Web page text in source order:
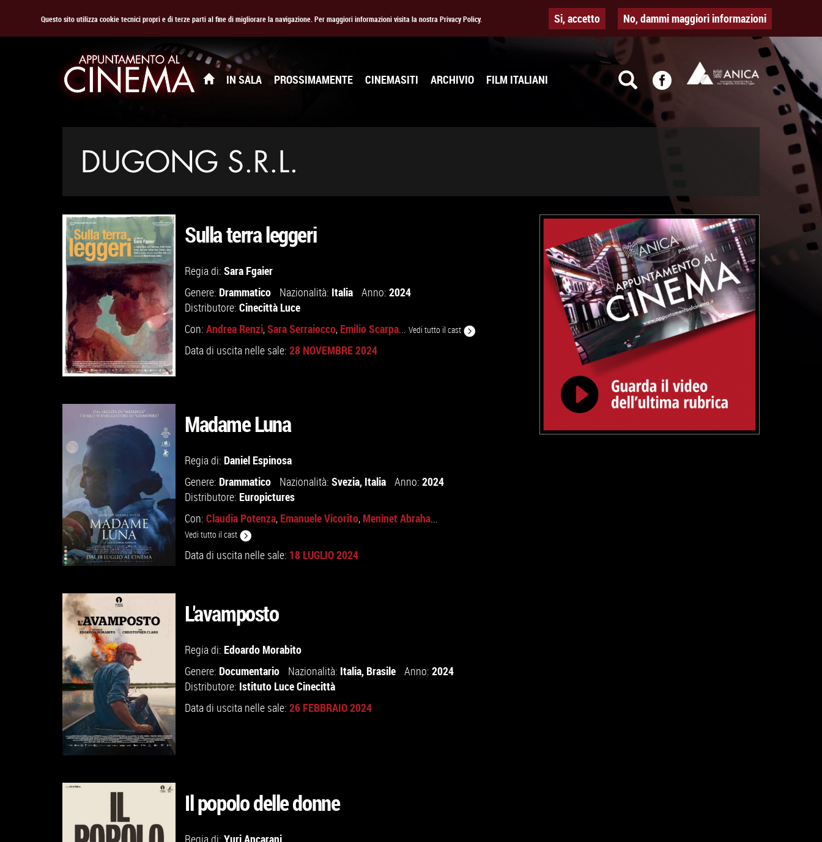
Questo sito utilizza cookie tecnici propri e di terze parti al fine di migliorare la navigazione. Per maggiori informazioni visita la nostra Privacy Policy. Si, accetto No, dammi maggiori informazioni
IN SALA PROSSIMAMENTE CINEMASITI ARCHIVIO FILM ITALIANI
DUGONG S.R.L.
GUARDA IL TRAILER
VAI ALLA SCHEDA
Sulla terra leggeri
Regia di: Sara Fgaier
Genere: Drammatico Nazionalità: Italia Anno: 2024
Distributore: Cinecittà Luce
Con: Andrea Renzi,Sara Serraiocco, Emilio Scarpa... Vedi tutto il cast
Data di uscita nelle sale: 28 NOVEMBRE 2024
GUARDA IL TRAILER
VAI ALLA SCHEDA
Madame Luna
Regia di: Daniel Espinosa
Genere: Drammatico Nazionalità: Svezia, Italia Anno: 2024
Distributore: Europictures
Con: Claudia Potenza, Emanuele Vicorito, Meninet Abraha...
Vedi tutto il cast
Data di uscita nelle sale: 18 LUGLIO 2024
GUARDA IL TRAILER
L'avamposto
Regia di: Edoardo Morabito
Genere: Documentario Nazionalità: Italia, Brasile Anno: 2024
Distributore: Istituto Luce Cinecittà
Data di uscita nelle sale: 26 FEBBRAIO 2024
Il popolo delle donne